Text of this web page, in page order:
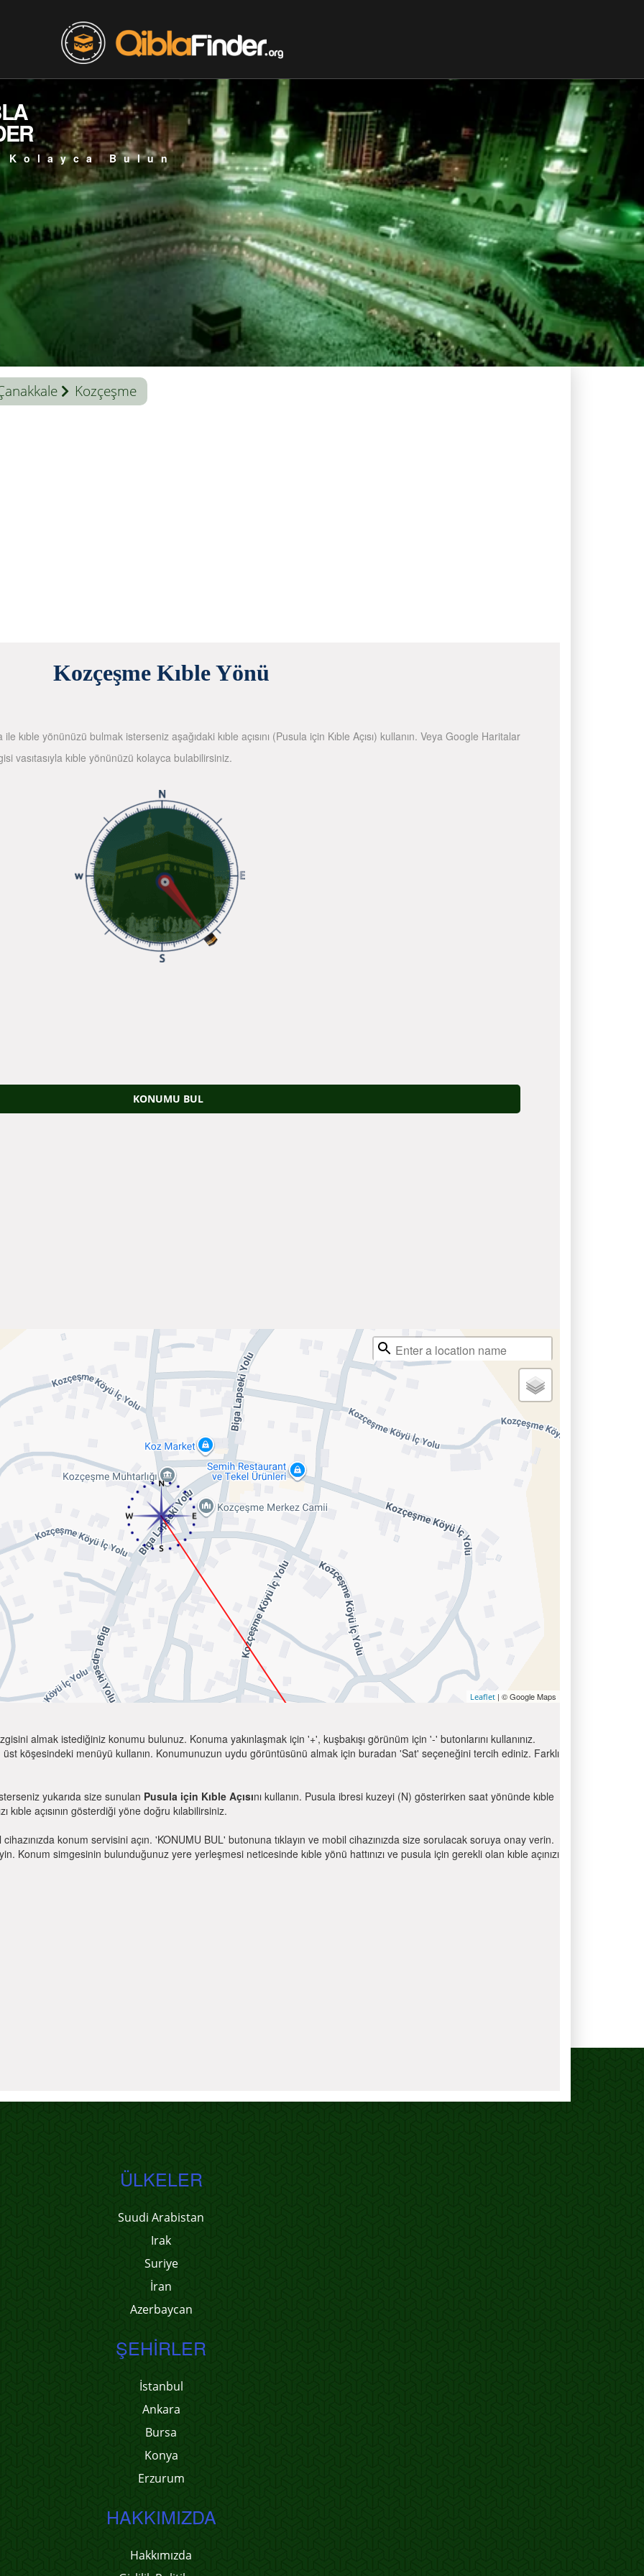
Kolayca Bulun
Kozçeşme
Kozçeşme Kıble Yönü
kıble yönünüzü bulmak isterseniz aşağıdaki kıble açısını (Pusula için Kıble Açısı) kullanın. Veya Google Haritalar
vasıtasıyla kıble yönünüzü kolayca bulabilirsiniz.
KONUMU BUL
Leaflet | © Google Maps
almak istediğiniz konumu bulunuz. Konuma yakınlaşmak için '+', kuşbakışı görünüm için '-' butonlarını kullanınız.
köşesindeki menüyü kullanın. Konumunuzun uydu görüntüsünü almak için buradan 'Sat' seçeneğini tercih ediniz. Farklı
yukarıda size sunulan Pusula için Kıble Açısını kullanın. Pusula ibresi kuzeyi (N) gösterirken saat yönünde kıble
kıble açısının gösterdiği yöne doğru kılabilirsiniz.
konum servisini açın. 'KONUMU BUL' butonuna tıklayın ve mobil cihazınızda size sorulacak soruya onay verin.
Konum simgesinin bulunduğunuz yere yerleşmesi neticesinde kıble yönü hattınızı ve pusula için gerekli olan kıble açınızı
ÜLKELER
Suudi Arabistan
Irak
Suriye
İran
Azerbaycan
ŞEHIRLER
İstanbul
Ankara
Bursa
Konya
Erzurum
HAKKIMIZDA
Hakkımızda